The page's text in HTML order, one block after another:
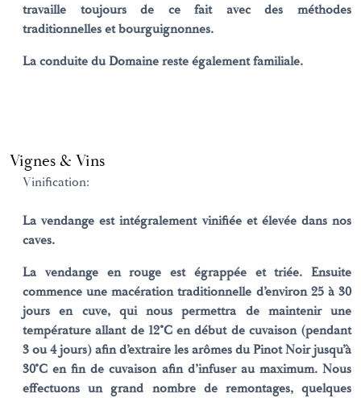
travaille toujours de ce fait avec des méthodes
traditionnelles et bourguignonnes.
La conduite du Domaine reste également familiale.
Vignes & Vins
Vinification:
La vendange est intégralement vinifiée et élevée dans nos
caves.
La vendange en rouge est égrappée et triée. Ensuite
commence une macération traditionnelle d’environ 25 à 30
jours en cuve, qui nous permettra de maintenir une
température allant de 12°C en début de cuvaison (pendant
3 ou 4 jours) afin d’extraire les arômes du Pinot Noir jusqu’à
30°C en fin de cuvaison afin d’infuser au maximum. Nous
effectuons un grand nombre de remontages, quelques